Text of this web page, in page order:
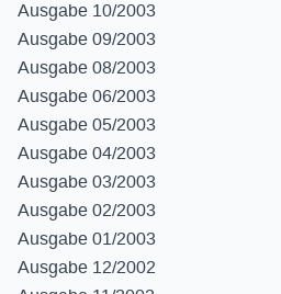
Ausgabe 10/2003
Ausgabe 09/2003
Ausgabe 08/2003
Ausgabe 06/2003
Ausgabe 05/2003
Ausgabe 04/2003
Ausgabe 03/2003
Ausgabe 02/2003
Ausgabe 01/2003
Ausgabe 12/2002